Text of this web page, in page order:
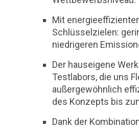
Mit
Schlüsselzielen:
niedrigeren
Der hauseigene
Testlabors, die uns
außergewöhnlich
des Konzepts bis
Dank der